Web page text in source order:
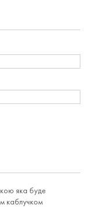
яка буде
каблучком